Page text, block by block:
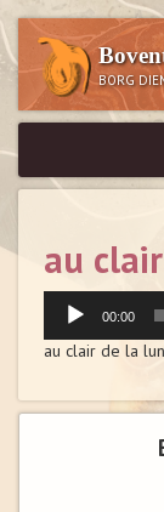
BORG
au
Audiospeler
00:00
au clair de la